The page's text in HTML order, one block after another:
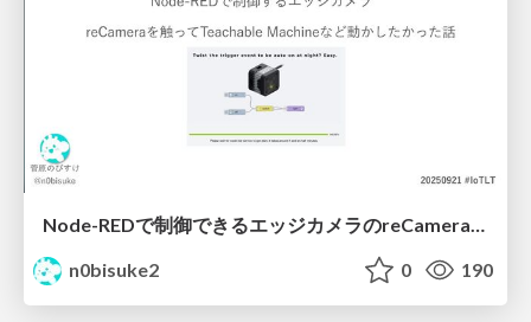
Node-REDで制御できるエッジカメラのreCameraを触る #iotlt #JLCPCB #recamera
n0bisuke2
0 190